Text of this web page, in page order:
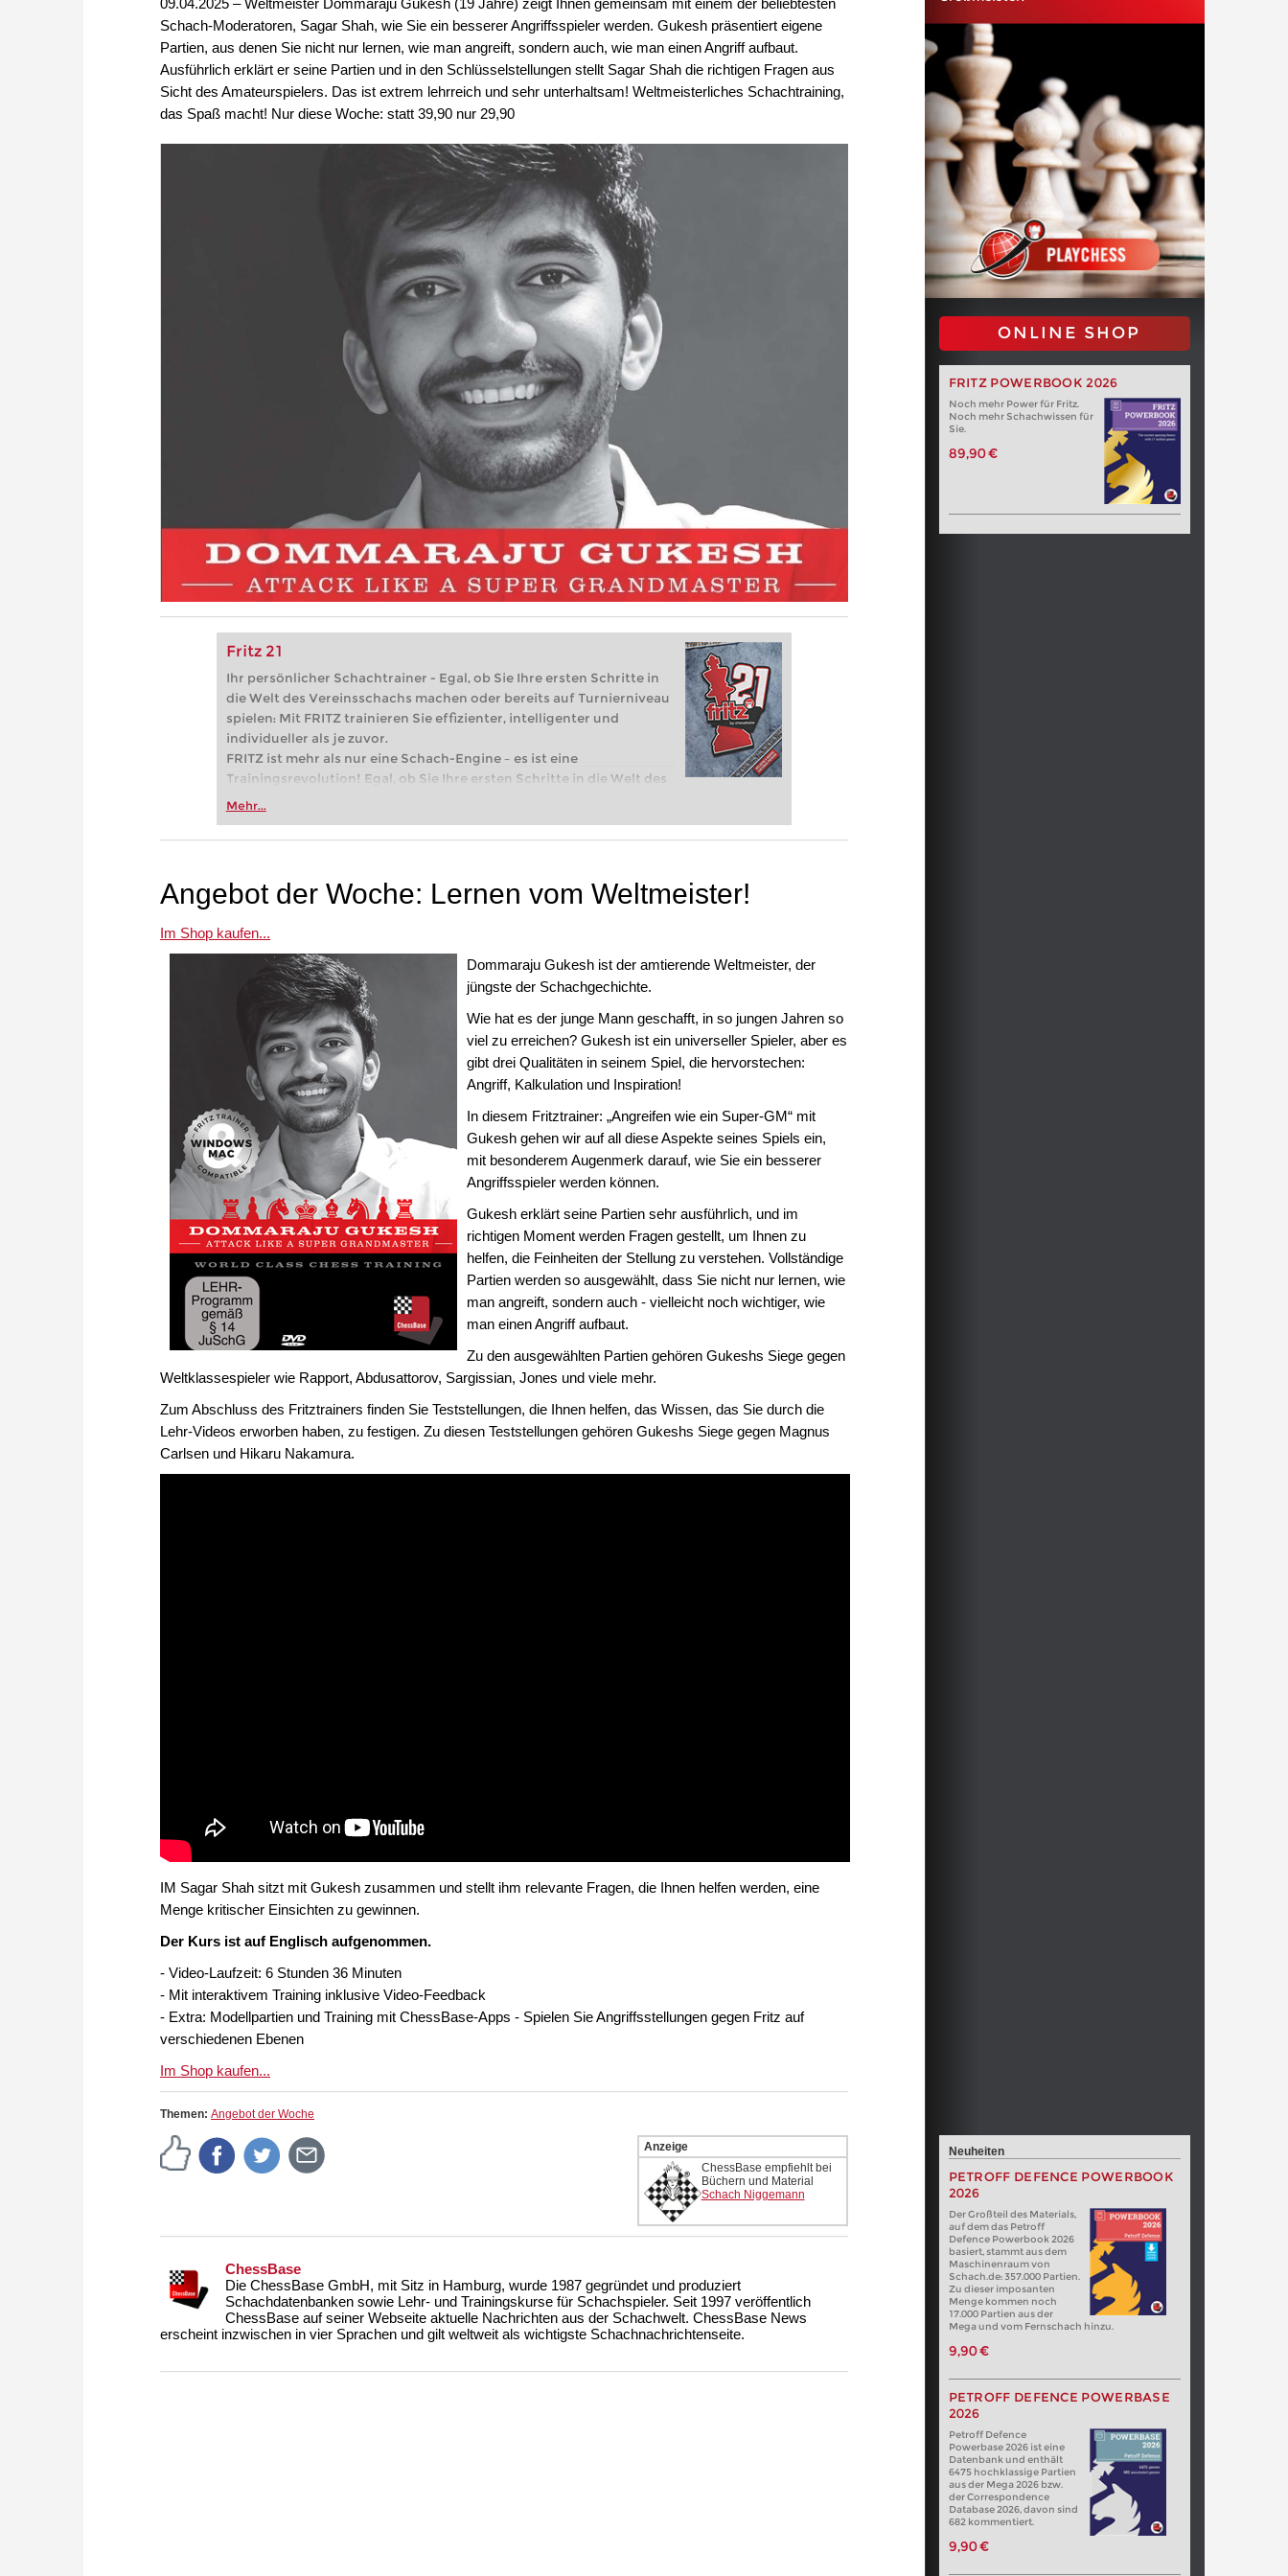
Schach-Moderatoren, Sagar Shah, wie Sie ein besserer Angriffsspieler werden. Gukesh präsentiert eigene
Partien, aus denen Sie nicht nur lernen, wie man angreift, sondern auch, wie man einen Angriff aufbaut.
Ausführlich erklärt er seine Partien und in den Schlüsselstellungen stellt Sagar Shah die richtigen Fragen aus
Sicht des Amateurspielers. Das ist extrem lehrreich und sehr unterhaltsam! Weltmeisterliches Schachtraining,
das Spaß macht! Nur diese Woche: statt 39,90 nur 29,90
Fritz 21
Ihr persönlicher Schachtrainer - Egal, ob Sie Ihre ersten Schritte in
die Welt des Vereinsschachs machen oder bereits auf Turnierniveau
spielen: Mit FRITZ trainieren Sie effizienter, intelligenter und
individueller als je zuvor.
FRITZ ist mehr als nur eine Schach-Engine – es ist eine
Trainingsrevolution! Egal, ob Sie Ihre ersten Schritte in die Welt des
Vereinsschachs machen oder bereits auf Turnierniveau spielen: Mit
zuvor.
Mehr...
ONLINE SHOP
FRITZ POWERBOOK 2026
Noch mehr Power für Fritz.
Noch mehr Schachwissen für
Sie.
89,90 €
Angebot der Woche: Lernen vom Weltmeister!
Im Shop kaufen...
Dommaraju Gukesh ist der amtierende Weltmeister, der
jüngste der Schachgechichte.
Wie hat es der junge Mann geschafft, in so jungen Jahren so
viel zu erreichen? Gukesh ist ein universeller Spieler, aber es
gibt drei Qualitäten in seinem Spiel, die hervorstechen:
Angriff, Kalkulation und Inspiration!
In diesem Fritztrainer: „Angreifen wie ein Super-GM“ mit
Gukesh gehen wir auf all diese Aspekte seines Spiels ein,
mit besonderem Augenmerk darauf, wie Sie ein besserer
Angriffsspieler werden können.
Gukesh erklärt seine Partien sehr ausführlich, und im
richtigen Moment werden Fragen gestellt, um Ihnen zu
helfen, die Feinheiten der Stellung zu verstehen. Vollständige
Partien werden so ausgewählt, dass Sie nicht nur lernen, wie
man angreift, sondern auch - vielleicht noch wichtiger, wie
man einen Angriff aufbaut.
Zu den ausgewählten Partien gehören Gukeshs Siege gegen
Weltklassespieler wie Rapport, Abdusattorov, Sargissian, Jones und viele mehr.
Zum Abschluss des Fritztrainers finden Sie Teststellungen, die Ihnen helfen, das Wissen, das Sie durch die
Lehr-Videos erworben haben, zu festigen. Zu diesen Teststellungen gehören Gukeshs Siege gegen Magnus
Carlsen und Hikaru Nakamura.
IM Sagar Shah sitzt mit Gukesh zusammen und stellt ihm relevante Fragen, die Ihnen helfen werden, eine
Menge kritischer Einsichten zu gewinnen.
Der Kurs ist auf Englisch aufgenommen.
- Video-Laufzeit: 6 Stunden 36 Minuten
- Mit interaktivem Training inklusive Video-Feedback
- Extra: Modellpartien und Training mit ChessBase-Apps - Spielen Sie Angriffsstellungen gegen Fritz auf
verschiedenen Ebenen
Im Shop kaufen...
Themen: Angebot der Woche
Anzeige
ChessBase empfiehlt bei
Büchern und Material
Schach Niggemann
ChessBase
Die ChessBase GmbH, mit Sitz in Hamburg, wurde 1987 gegründet und produziert
Schachdatenbanken sowie Lehr- und Trainingskurse für Schachspieler. Seit 1997 veröffentlich
ChessBase auf seiner Webseite aktuelle Nachrichten aus der Schachwelt. ChessBase News
erscheint inzwischen in vier Sprachen und gilt weltweit als wichtigste Schachnachrichtenseite.
Neuheiten
PETROFF DEFENCE POWERBOOK
2026
Der Großteil des Materials,
auf dem das Petroff
Defence Powerbook 2026
basiert, stammt aus dem
Maschinenraum von
Schach.de: 357.000 Partien.
Zu dieser imposanten
Menge kommen noch
17.000 Partien aus der
Mega und vom Fernschach hinzu.
9,90 €
PETROFF DEFENCE POWERBASE
2026
Petroff Defence
Powerbase 2026 ist eine
Datenbank und enthält
6475 hochklassige Partien
aus der Mega 2026 bzw.
der Correspondence
Database 2026, davon sind
682 kommentiert.
9,90 €